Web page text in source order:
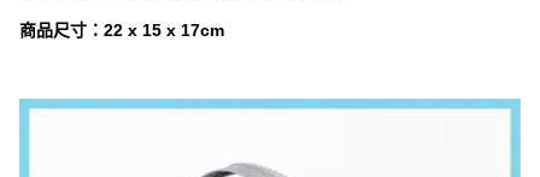
商品尺寸：22 x 15 x 17cm